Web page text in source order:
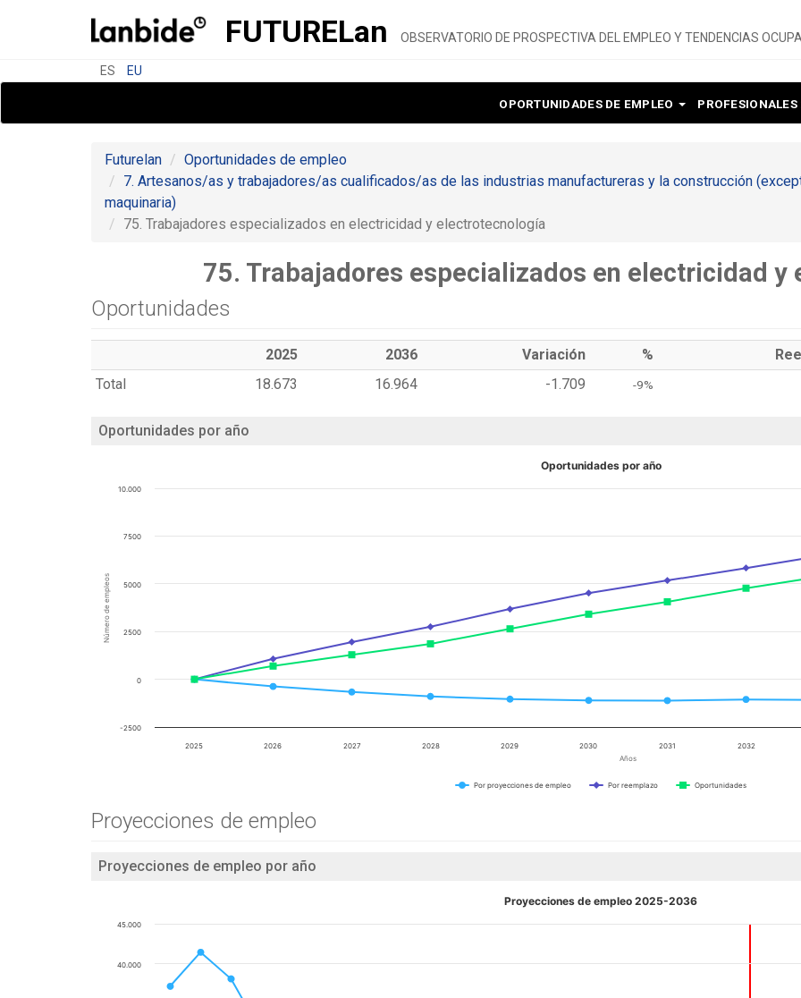
FUTURELan OBSERVATORIO DE PROSPECTIVA DEL EMPLEO Y TENDENCIAS
ES EU
OPORTUNIDADES DE EMPLEO
Futurelan
Oportunidades de empleo
7. Artesanos/as y trabajadores/as cualificados/as de las industrias manufactureras y la construcción
maquinaria)
75. Trabajadores especializados en electricidad y electrotecnología
75. Trabajadores especializados en electricidad y
Oportunidades
2025 2036 Variación %
Total
18.673 16.964 -1.709 -9%
Oportunidades por año
Años
Número de empleos
Oportunidades por año
Por proyecciones de empleo Por reemplazo Oportunidades
2025 2026 2027 2028 2029 2030 2031 2032
-2500
0
2500
5000
7500
10.000
Proyecciones de empleo
Proyecciones de empleo por año
Proyecciones de empleo 2025-2036
40.000
45.000